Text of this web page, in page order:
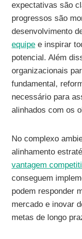
expectativas são
progressos são
desenvolvimento
equipe e inspirar
potencial. Além
organizacionais
fundamental,
necessário para
alinhados com os
No complexo
alinhamento
vantagem
conseguem
podem responder
mercado e inovar
metas de longo